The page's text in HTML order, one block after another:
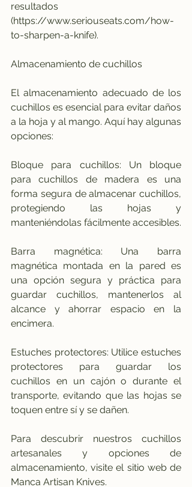
resultados
(https://www.seriouseats.com/how-
to-sharpen-a-knife).
Almacenamiento de cuchillos
El almacenamiento adecuado de los
cuchillos es esencial para evitar daños
a la hoja y al mango. Aquí hay algunas
opciones:
Bloque para cuchillos: Un bloque
para cuchillos de madera es una
forma segura de almacenar cuchillos,
protegiendo las hojas y
manteniéndolas fácilmente accesibles.
Barra magnética: Una barra
magnética montada en la pared es
una opción segura y práctica para
guardar cuchillos, mantenerlos al
alcance y ahorrar espacio en la
encimera.
Estuches protectores: Utilice estuches
protectores para guardar los
cuchillos en un cajón o durante el
transporte, evitando que las hojas se
toquen entre sí y se dañen.
Para descubrir nuestros cuchillos
artesanales y opciones de
almacenamiento, visite el sitio web de
Manca Artisan Knives.